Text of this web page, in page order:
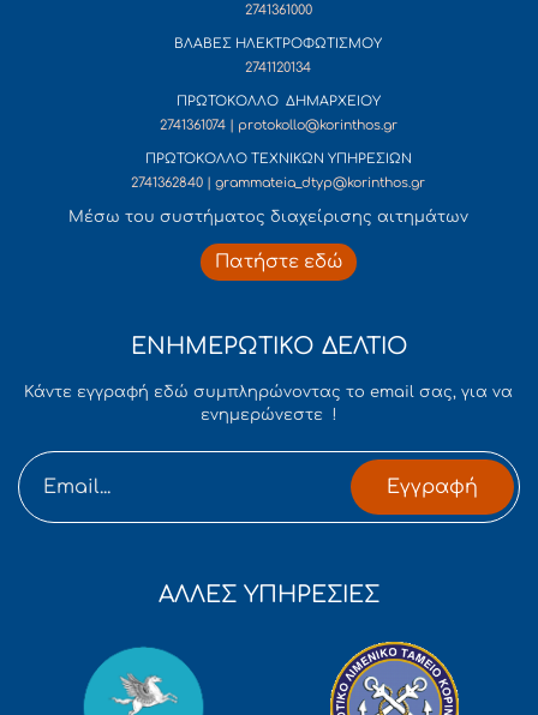
2741361000
ΒΛΑΒΕΣ ΗΛΕΚΤΡΟΦΩΤΙΣΜΟΥ
2741120134
ΠΡΩΤΟΚΟΛΛΟ ΔΗΜΑΡΧΕΙΟΥ
2741361074 | protokollo@korinthos.gr
ΠΡΩΤΟΚΟΛΛΟ ΤΕΧΝΙΚΩΝ ΥΠΗΡΕΣΙΩΝ
2741362840 | grammateia_dtyp@korinthos.gr
Mέσω του συστήματος διαχείρισης αιτημάτων
Πατήστε εδώ
ΕΝΗΜΕΡΩΤΙΚΟ ΔΕΛΤΙΟ
Κάντε εγγραφή εδώ συμπληρώνοντας το email σας, για να
ενημερώνεστε !
Εγγραφή
ΑΛΛΕΣ ΥΠΗΡΕΣΙΕΣ